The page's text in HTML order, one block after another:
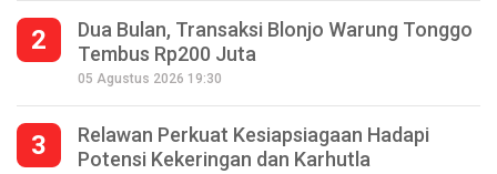
2
Dua Bulan, Transaksi Blonjo Warung Tonggo
Tembus Rp200 Juta
05 Agustus 2026 19:30
3
Relawan Perkuat Kesiapsiagaan Hadapi
Potensi Kekeringan dan Karhutla